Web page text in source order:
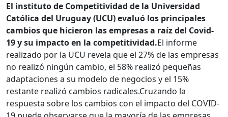
El instituto de Competitividad de la Universidad
Católica del Uruguay (UCU) evaluó los principales
cambios que hicieron las empresas a raíz del Covid-
19 y su impacto en la competitividad.El informe
realizado por la UCU revela que el 27% de las empresas
no realizó ningún cambio, el 58% realizó pequeñas
adaptaciones a su modelo de negocios y el 15%
restante realizó cambios radicales.Cruzando la
respuesta sobre los cambios con el impacto del COVID-